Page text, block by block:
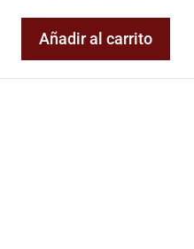
Añadir al carrito